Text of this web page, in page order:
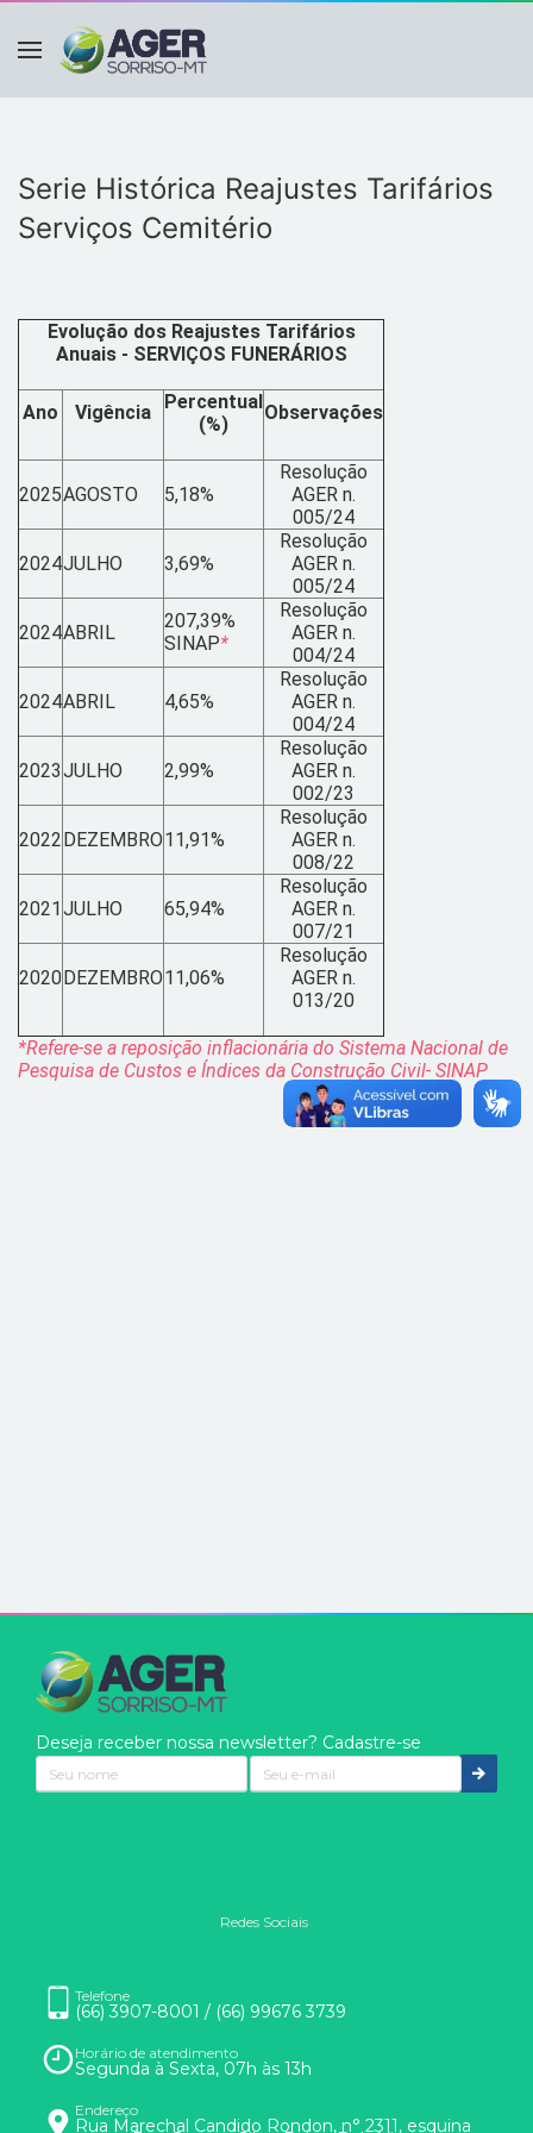
Serie Histórica Reajustes Tarifários
Serviços Cemitério
Evolução dos Reajustes Tarifários
Anuais - SERVIÇOS FUNERÁRIOS
Ano Vigência
Percentual
(%)
Observações
2025AGOSTO 5,18%
Resolução
AGER n.
005/24
2024JULHO 3,69%
Resolução
AGER n.
005/24
2024ABRIL
207,39%
SINAP*
Resolução
AGER n.
004/24
2024ABRIL 4,65%
Resolução
AGER n.
004/24
2023JULHO 2,99%
Resolução
AGER n.
002/23
2022DEZEMBRO11,91%
Resolução
AGER n.
008/22
2021JULHO 65,94%
Resolução
AGER n.
007/21
2020DEZEMBRO11,06%
Resolução
AGER n.
013/20
*Refere-se a reposição inflacionária do Sistema Nacional de
Pesquisa de Custos e Índices da Construção Civil- SINAP
Deseja receber nossa newsletter? Cadastre-se
Redes Sociais
Telefone
(66) 3907-8001 / (66) 99676 3739
Horário de atendimento
Segunda à Sexta, 07h às 13h
Endereço
Rua Marechal Candido Rondon, n° 2311, esquina
Eles são usados para aprimorar a sua experiência. Ao clicar
em entendi ou continuar na página, você concorda com o uso
de cookies.
Saber mais